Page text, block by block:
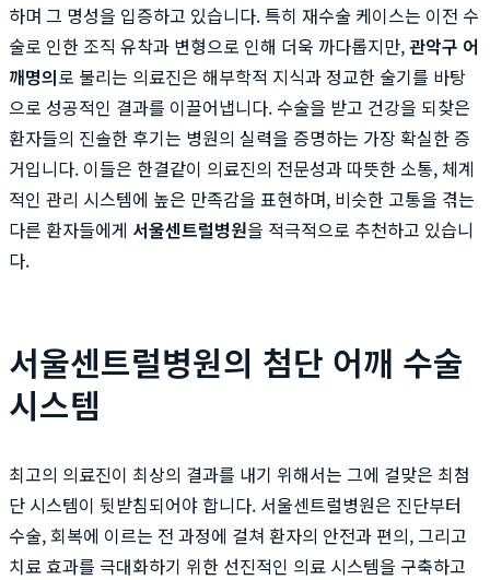
하며 그 명성을 입증하고 있습니다. 특히 재수술 케이스는 이전 수
술로 인한 조직 유착과 변형으로 인해 더욱 까다롭지만,관악구 어
깨명의로 불리는 의료진은 해부학적 지식과 정교한 술기를 바탕
으로 성공적인 결과를 이끌어냅니다. 수술을 받고 건강을 되찾은
환자들의 진솔한 후기는 병원의 실력을 증명하는 가장 확실한 증
거입니다. 이들은 한결같이 의료진의 전문성과 따뜻한 소통, 체계
적인 관리 시스템에 높은 만족감을 표현하며, 비슷한 고통을 겪는
다른 환자들에게 서울센트럴병원을 적극적으로 추천하고 있습니
다.
서울센트럴병원의 첨단 어깨 수술
시스템
최고의 의료진이 최상의 결과를 내기 위해서는 그에 걸맞은 최첨
단 시스템이 뒷받침되어야 합니다. 서울센트럴병원은 진단부터
수술, 회복에 이르는 전 과정에 걸쳐 환자의 안전과 편의, 그리고
치료 효과를 극대화하기 위한 선진적인 의료 시스템을 구축하고